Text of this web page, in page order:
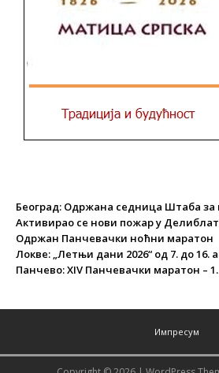
Београд: Одржана седница Штаба за
Активирао се нови пожар у
Одржан Панчевачки ноћни маратон
Локве: „Летњи дани 2026“ од 7. до 16.
Панчево: XIV Панчевачки маратон – 1.
Импресум